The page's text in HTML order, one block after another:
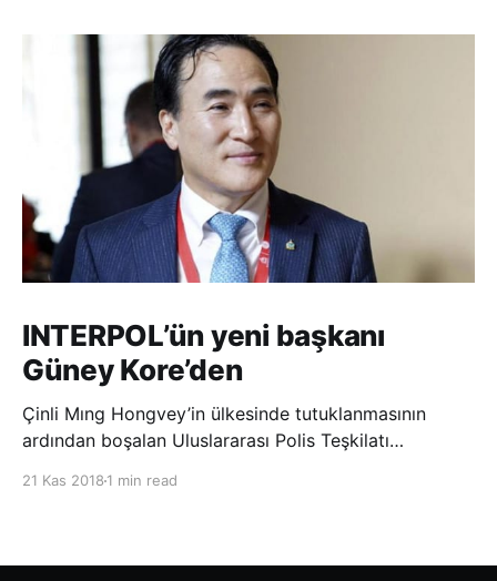
INTERPOL’ün yeni başkanı
Güney Kore’den
Çinli Mıng Hongvey’in ülkesinde tutuklanmasının
ardından boşalan Uluslararası Polis Teşkilatı
21 Kas 2018 1 min read